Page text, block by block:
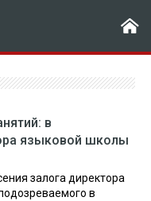
в
языковой школы
залога директора
в